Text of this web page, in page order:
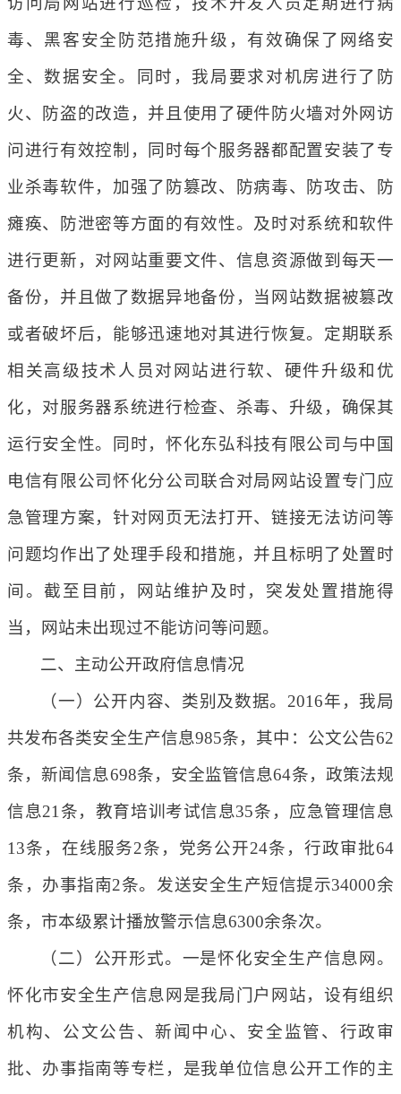
毒、黑客安全防范措施升级，有效确保了网络安
全、数据安全。同时，我局要求对机房进行了防
火、防盗的改造，并且使用了硬件防火墙对外网访
问进行有效控制，同时每个服务器都配置安装了专
业杀毒软件，加强了防篡改、防病毒、防攻击、防
瘫痪、防泄密等方面的有效性。及时对系统和软件
进行更新，对网站重要文件、信息资源做到每天一
备份，并且做了数据异地备份，当网站数据被篡改
或者破坏后，能够迅速地对其进行恢复。定期联系
相关高级技术人员对网站进行软、硬件升级和优
化，对服务器系统进行检查、杀毒、升级，确保其
运行安全性。同时，怀化东弘科技有限公司与中国
电信有限公司怀化分公司联合对局网站设置专门应
急管理方案，针对网页无法打开、链接无法访问等
问题均作出了处理手段和措施，并且标明了处置时
间。截至目前，网站维护及时，突发处置措施得
当，网站未出现过不能访问等问题。
二、主动公开政府信息情况
（一）公开内容、类别及数据。2016年，我局
共发布各类安全生产信息985条，其中：公文公告62
条，新闻信息698条，安全监管信息64条，政策法规
信息21条，教育培训考试信息35条，应急管理信息
13条，在线服务2条，党务公开24条，行政审批64
条，办事指南2条。发送安全生产短信提示34000余
条，市本级累计播放警示信息6300余条次。
（二）公开形式。一是怀化安全生产信息网。
怀化市安全生产信息网是我局门户网站，设有组织
机构、公文公告、新闻中心、安全监管、行政审
批、办事指南等专栏，是我单位信息公开工作的主